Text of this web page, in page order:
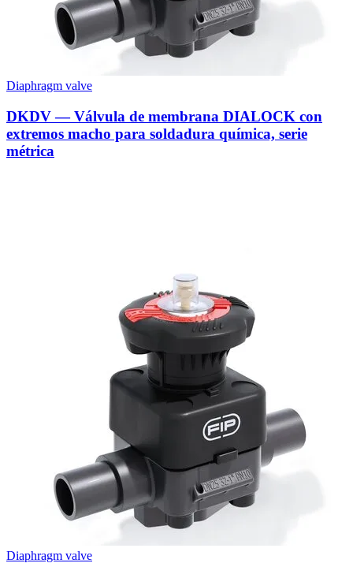
Diaphragm valve
DKDV — Válvula de membrana DIALOCK con
extremos macho para soldadura química, serie
métrica
Diaphragm valve